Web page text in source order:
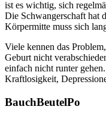
ist es wichtig, sich
Die Schwangerschaft hat
Körpermitte muss sich
Viele kennen das
Geburt nicht
einfach nicht runter
Kraftlosigkeit,
BauchBeutelPo